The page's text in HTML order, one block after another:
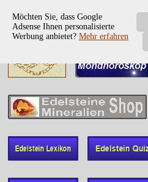
Möchten Sie, dass Google
Adsense Ihnen personalisierte
Werbung anbietet? Mehr erfahren